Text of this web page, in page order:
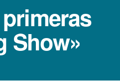
Show»